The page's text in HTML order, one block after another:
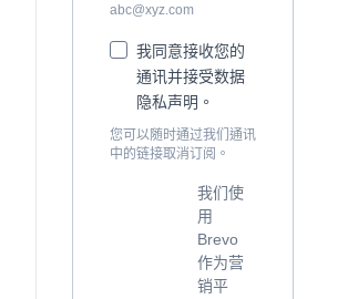
abc@xyz.com
我同意接收您的
通讯并接受数据
隐私声明。
您可以随时通过我们通讯
中的链接取消订阅。
我们使
用
Brevo
作为营
销平